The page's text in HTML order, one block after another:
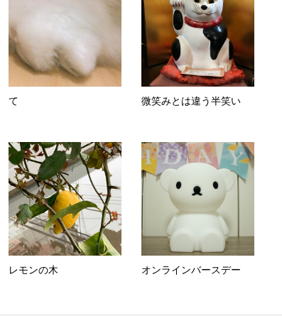
て 微笑みとは違う半笑い
レモンの木 オンラインバースデー